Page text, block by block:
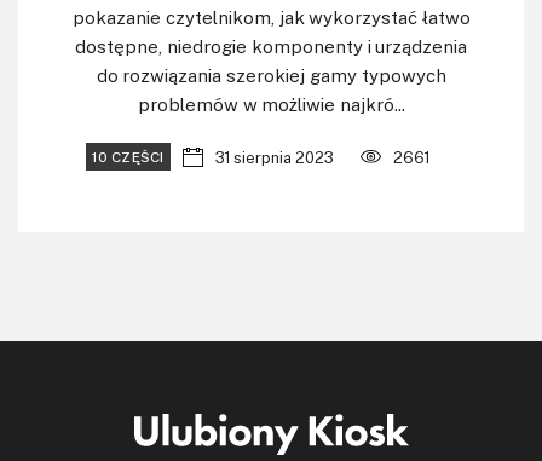
pokazanie czytelnikom, jak wykorzystać łatwo
dostępne, niedrogie komponenty i urządzenia
do rozwiązania szerokiej gamy typowych
problemów w możliwie najkró...
10 CZĘŚCI 31 sierpnia 2023 2661